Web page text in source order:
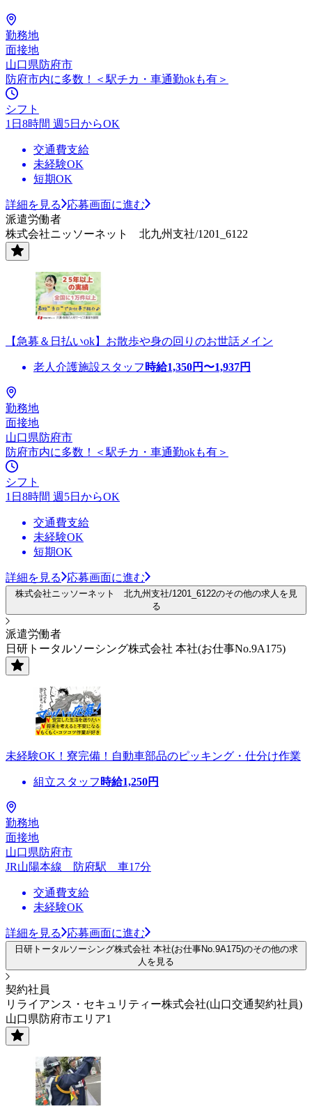
勤務地
面接地
山口県防府市
防府市内に多数！＜駅チカ・車通勤okも有＞
シフト
1日8時間 週5日からOK
交通費支給
未経験OK
短期OK
詳細を見る
応募画面に進む
派遣労働者
株式会社ニッソーネット 北九州支社/1201_6122
【急募＆日払いok】お散歩や身の回りのお世話メイン
老人介護施設スタッフ 時給1,350円〜1,937円
勤務地
面接地
山口県防府市
防府市内に多数！＜駅チカ・車通勤okも有＞
シフト
1日8時間 週5日からOK
交通費支給
未経験OK
短期OK
詳細を見る 応募画面に進む
株式会社ニッソーネット 北九州支社/1201_6122のその他の求人を見
る
派遣労働者
日研トータルソーシング株式会社 本社(お仕事No.9A175)
未経験OK！寮完備！自動車部品のピッキング・仕分け作業
組立スタッフ 時給1,250円
勤務地
面接地
山口県防府市
JR山陽本線 防府駅 車17分
交通費支給
未経験OK
詳細を見る 応募画面に進む
日研トータルソーシング株式会社 本社(お仕事No.9A175)のその他の求
人を見る
契約社員
リライアンス・セキュリティー株式会社(山口交通契約社員)
山口県防府市エリア1